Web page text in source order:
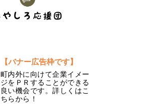
【バナー広告枠です】
町内外に向けて企業イメー
ジをＰＲすることができる
良い機会です。詳しくはこ
ちらから！